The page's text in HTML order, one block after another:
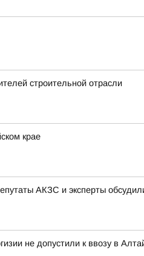
строительной отрасли
крае
АКЗС и эксперты
не допустили к ввозу в